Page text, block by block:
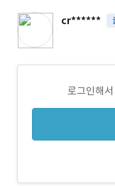
cr******
로그인해